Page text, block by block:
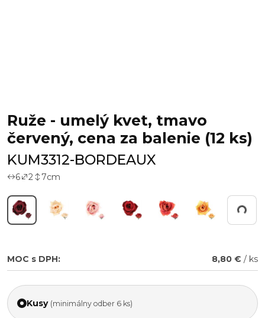
Ruže - umelý kvet, tmavo
červený, cena za balenie (12 ks)
KUM3312-BORDEAUX
6 2 7cm
Working...
MOC s DPH: 8,80 € / ks
Kusy (minimálny odber 6 ks)